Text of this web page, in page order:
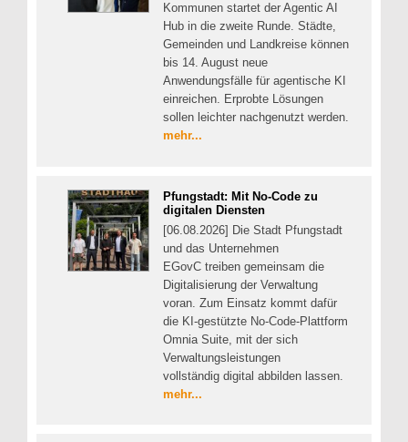
Kommunen startet der Agentic AI
Hub in die zweite Runde. Städte,
Gemeinden und Landkreise können
bis 14. August neue
Anwendungsfälle für agentische KI
einreichen. Erprobte Lösungen
sollen leichter nachgenutzt werden.
mehr...
Pfungstadt: Mit No-Code zu
digitalen Diensten
[06.08.2026] Die Stadt Pfungstadt
und das Unternehmen
EGovC treiben gemeinsam die
Digitalisierung der Verwaltung
voran. Zum Einsatz kommt dafür
die KI-gestützte No-Code-Plattform
Omnia Suite, mit der sich
Verwaltungsleistungen
vollständig digital abbilden lassen.
mehr...